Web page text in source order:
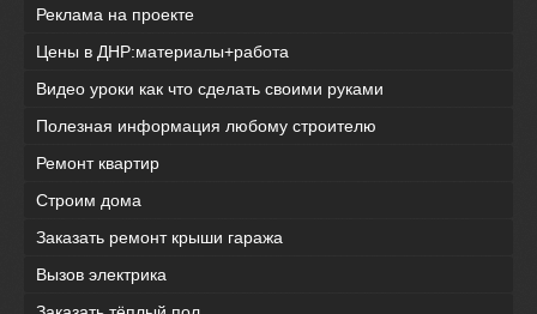
Реклама на проекте
Цены в ДНР:материалы+работа
Видео уроки как что сделать своими руками
Полезная информация любому строителю
Ремонт квартир
Строим дома
Заказать ремонт крыши гаража
Вызов электрика